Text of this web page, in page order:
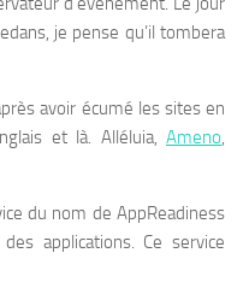
je pense qu’il tombera
avoir écumé les sites en
et là. Alléluia, Ameno,
du nom de AppReadiness
applications. Ce service